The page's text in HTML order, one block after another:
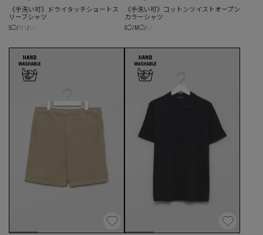
《手洗い可》ドライタッチショートス
リーブシャツ
S◯/ /
《手洗い可》コットンツイストオープン
カラーシャツ
S◯/ M ◯/